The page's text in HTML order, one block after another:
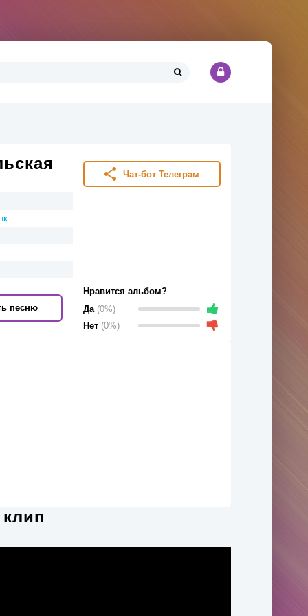
песню
Чат-бот Телеграм
Нравится альбом?
Да (0%)
Нет (0%)